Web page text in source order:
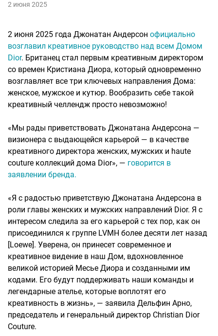
2 июня 2025
2 июня 2025 года Джонатан Андерсон официально
возглавил креативное руководство над всем Домом
Dior. Британец стал первым креативным директором
со времен Кристиана Диора, который одновременно
возглавляет все три ключевых направления Дома:
женское, мужское и кутюр. Вообразить себе такой
креативный челлендж просто невозможно!
«Мы рады приветствовать Джонатана Андерсона —
визионера с выдающейся карьерой — в качестве
креативного директора женских, мужских и haute
couture коллекций дома Dior», — говорится в
заявлении бренда.
«Я с радостью приветствую Джонатана Андерсона в
роли главы женских и мужских направлений Dior. Я с
интересом следила за его карьерой с тех пор, как он
присоединился к группе LVMH более десяти лет назад
[Loewe]. Уверена, он принесет современное и
креативное видение в наш Дом, вдохновленное
великой историей Месье Диора и созданными им
кодами. Его будут поддерживать наши команды и
легендарные ателье, которые воплотят его
креативность в жизнь», — заявила Дельфин Арно,
председатель и генеральный директор Christian Dior
Couture.